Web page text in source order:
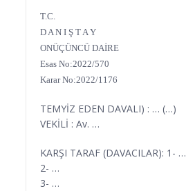
T.C.
D A N I Ş T A Y
ONÜÇÜNCÜ DAİRE
Esas No:2022/570
Karar No:2022/1176
TEMYİZ EDEN DAVALI) : … (…)
VEKİLİ : Av. …
KARŞI TARAF (DAVACILAR): 1- …
2- …
3- …